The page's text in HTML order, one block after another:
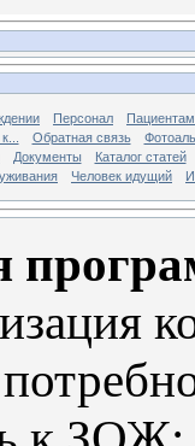
Персонал
Пациентам
Обратная связь
Документы
Каталог статей
Человек идущий